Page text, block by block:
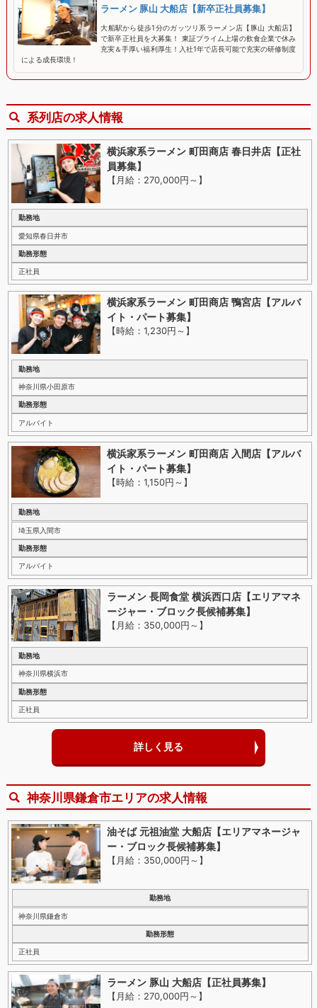
ラーメン 豚山 大船店【新卒正社員募集】
大船駅から徒歩1分のガッツリ系ラーメン店【豚山 大船店】
で新卒正社員を大募集！ 東証プライム上場の飲食企業で休み
充実＆手厚い福利厚生！入社1年で店長可能で充実の研修制度
による成長環境！
系列店の求人情報
横浜家系ラーメン 町田商店 春日井店【正社
員募集】
【月給：270,000円～ 】
勤務地
愛知県春日井市
勤務形態
正社員
横浜家系ラーメン 町田商店 鴨宮店【アルバ
イト・パート募集】
【時給：1,230円～ 】
勤務地
神奈川県小田原市
勤務形態
アルバイト
横浜家系ラーメン 町田商店 入間店【アルバ
イト・パート募集】
【時給：1,150円～ 】
勤務地
埼玉県入間市
勤務形態
アルバイト
ラーメン 長岡食堂 横浜西口店【エリアマネ
ージャー・ブロック長候補募集】
【月給：350,000円～ 】
勤務地
神奈川県横浜市
勤務形態
正社員
詳しく見る
神奈川県鎌倉市エリアの求人情報
油そば 元祖油堂 大船店【エリアマネージャ
ー・ブロック長候補募集】
【月給：350,000円～ 】
勤務地
神奈川県鎌倉市
勤務形態
正社員
ラーメン 豚山 大船店【正社員募集】
【月給：270,000円～ 】